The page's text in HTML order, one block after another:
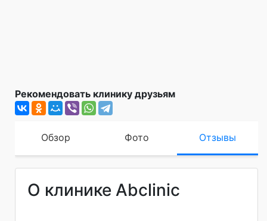
Рекомендовать клинику друзьям
Обзор Фото Отзывы
О клинике Abclinic